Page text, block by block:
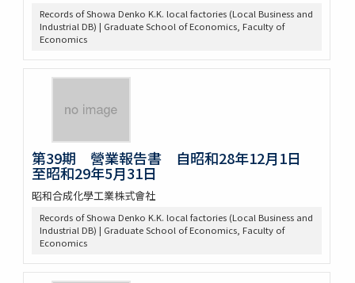
Records of Showa Denko K.K. local factories (Local Business and
Industrial DB) | Graduate School of Economics, Faculty of
Economics
第39期 營業報告書 自昭和28年12月1日
至昭和29年5月31日
昭和合成化學工業株式會社
Records of Showa Denko K.K. local factories (Local Business and
Industrial DB) | Graduate School of Economics, Faculty of
Economics